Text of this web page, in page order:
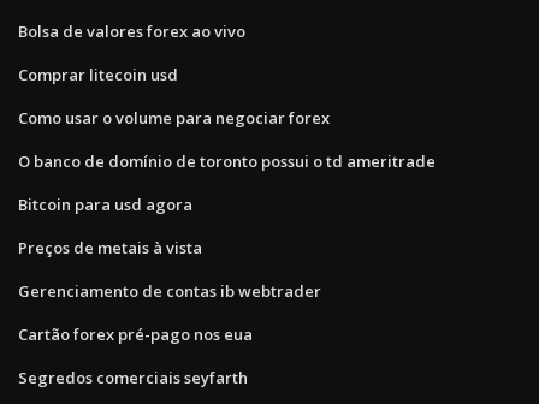
Bolsa de valores forex ao vivo
Comprar litecoin usd
Como usar o volume para negociar forex
O banco de domínio de toronto possui o td ameritrade
Bitcoin para usd agora
Preços de metais à vista
Gerenciamento de contas ib webtrader
Cartão forex pré-pago nos eua
Segredos comerciais seyfarth